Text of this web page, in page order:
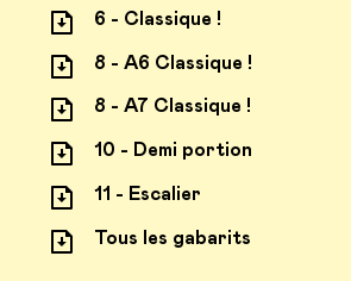
6 - Classique !
8 - A6 Classique !
8 - A7 Classique !
10 - Demi portion
11 - Escalier
Tous les gabarits